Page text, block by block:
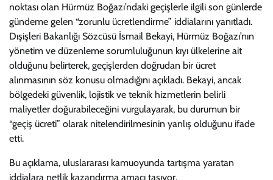
noktası olan Hürmüz Boğazı’ndaki geçişlerle ilgili son günlerde
gündeme gelen “zorunlu ücretlendirme” iddialarını yanıtladı.
Dışişleri Bakanlığı Sözcüsü İsmail Bekayi, Hürmüz Boğazı’nın
yönetim ve düzenleme sorumluluğunun kıyı ülkelerine ait
olduğunu belirterek, geçişlerden doğrudan bir ücret
alınmasının söz konusu olmadığını açıkladı. Bekayi, ancak
bölgedeki güvenlik, lojistik ve teknik hizmetlerin belirli
maliyetler doğurabileceğini vurgulayarak, bu durumun bir
“geçiş ücreti” olarak nitelendirilmesinin yanlış olduğunu ifade
etti.
Bu açıklama, uluslararası kamuoyunda tartışma yaratan
iddialara netlik kazandırma amacı taşıyor.